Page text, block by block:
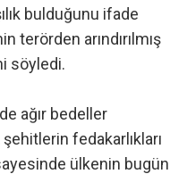
bulduğunu ifade
terörden arındırılmış
söyledi.
ağır bedeller
fedakarlıkları
ülkenin bugün